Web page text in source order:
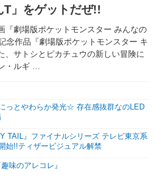
イベント
コスプレ
新帝スタ
ラジオ
コラム
T」をゲットだぜ!!
『劇場版ポケットモンスター みんなの
念作品『劇場版ポケットモンスター キ
、サトシとピカチュウの新しい冒険に
・ルギ …
っとやわらか発光☆ 存在感抜群なのLED
TAIL』ファイナルシリーズ テレビ東京系
始!!ティザービジュアル解禁
味のアレコレ』